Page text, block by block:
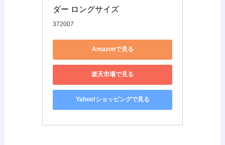
ダー ロングサイズ
372007
Amazonで見る
楽天市場で見る
Yahoo!ショッピングで見る